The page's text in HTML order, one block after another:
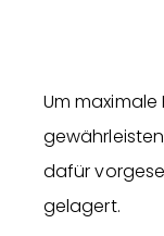
Um maximale
dafür
gelagert.